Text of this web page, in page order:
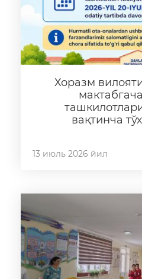
Хоразм
вақтинча
13 июль 2026 йил